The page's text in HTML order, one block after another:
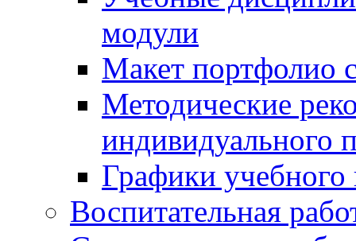
модули
Макет портфолио
Методические
индивидуального
Графики учебного
Воспитательная